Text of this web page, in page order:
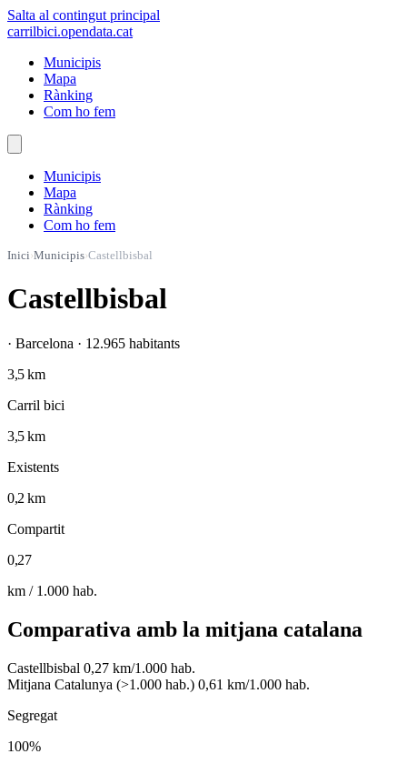
Salta al contingut principal
carrilbici.opendata.cat
Municipis
Mapa
Rànking
Com ho fem
Municipis
Mapa
Rànking
Com ho fem
Inici›Municipis›Castellbisbal
Castellbisbal
· Barcelona · 12.965 habitants
3,5 km
Carril bici
3,5 km
Existents
0,2 km
Compartit
0,27
km / 1.000 hab.
Comparativa amb la mitjana catalana
Castellbisbal 0,27 km/1.000 hab.
Mitjana Catalunya (>1.000 hab.) 0,61 km/1.000 hab.
Segregat
100%